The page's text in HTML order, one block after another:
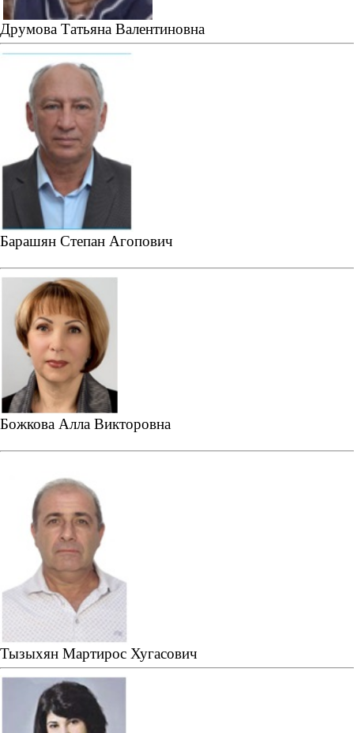
Друмова Татьяна Валентиновна
Барашян Степан Агопович
Божкова Алла Викторовна
Тызыхян Мартирос Хугасович